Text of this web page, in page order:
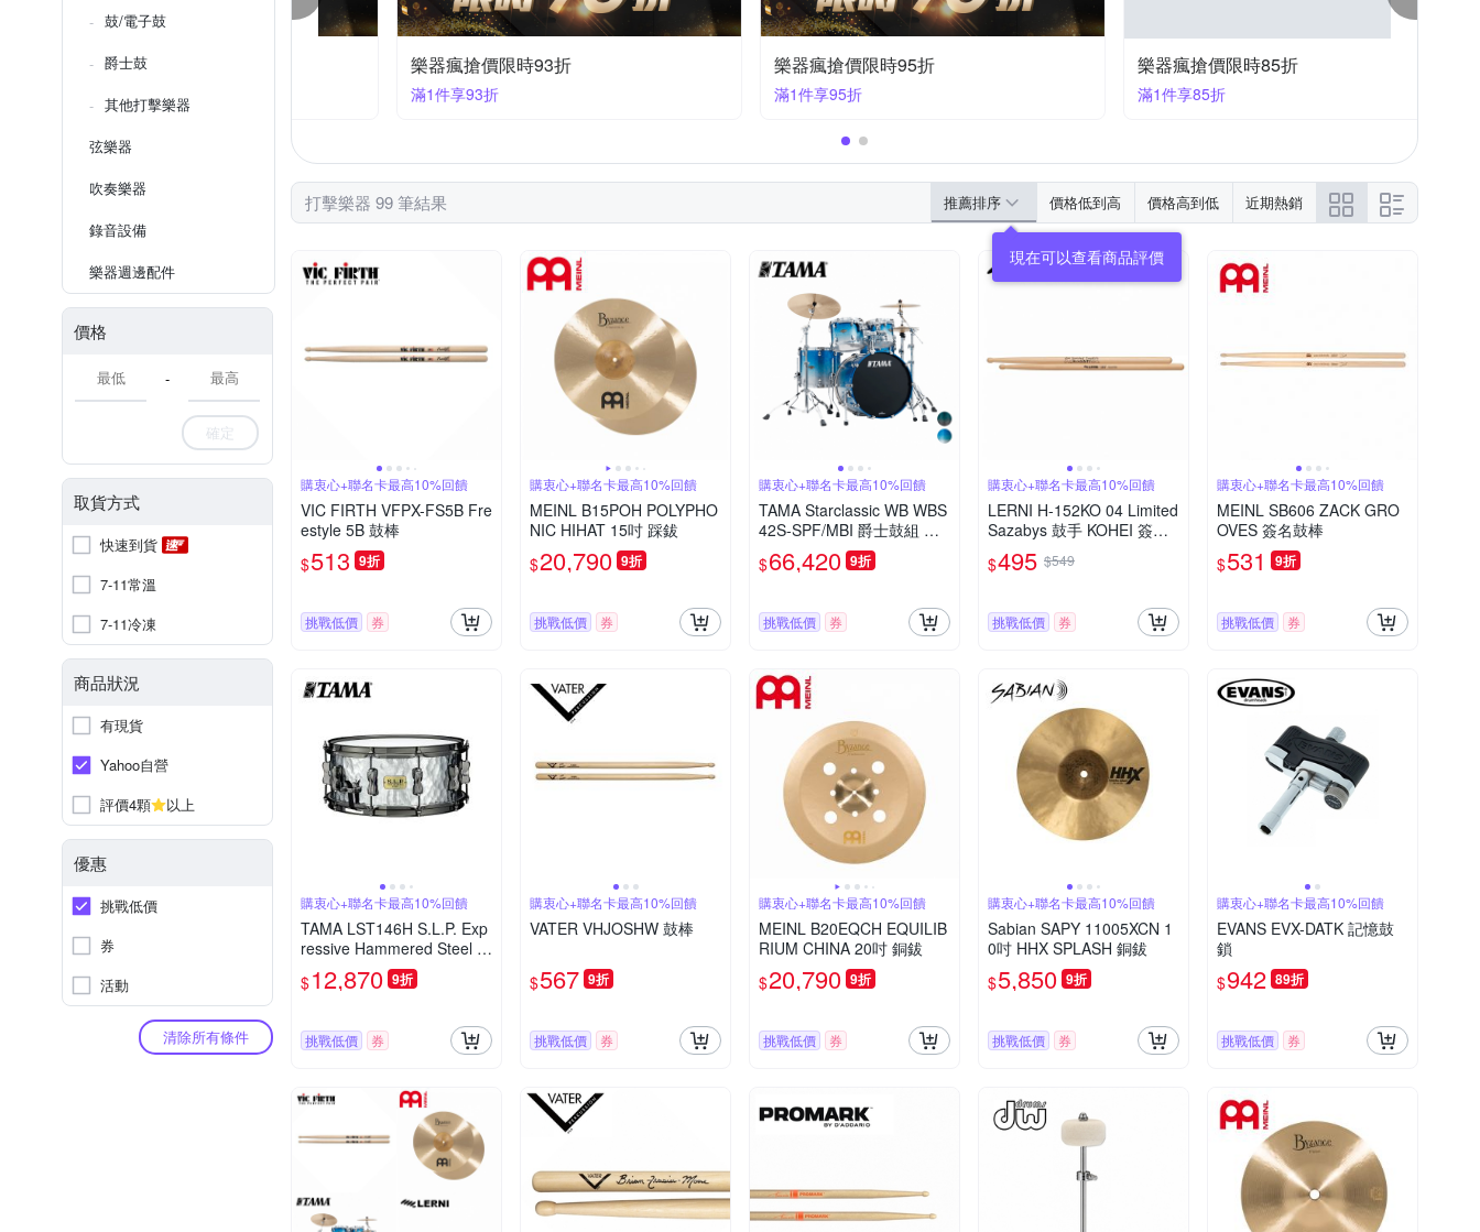
鼓/電子鼓
爵士鼓
其他打擊樂器
弦樂器
吹奏樂器
錄音設備
樂器週邊配件
價格
-
確定
取貨方式
快速到貨
7-11常溫
7-11冷凍
商品狀況
有現貨
Yahoo自營
評價4顆
以上
優惠
挑戰低價
券
活動
清除所有條件
搶價限時88折 樂器瘋搶價限時93折
滿1件享93折
樂器瘋搶價限時95折
滿1件享95折
樂器瘋搶價限時85折
滿1件享85折
打擊樂器 99 筆結果 推薦排序 價格低到高 價格高到低 近期熱銷
購衷心+聯名卡最高10%回饋
VIC FIRTH VFPX-FS5B Fre
estyle 5B 鼓棒
$513 9折
挑戰低價 券
購衷心+聯名卡最高10%回饋
MEINL B15POH POLYPHO
NIC HIHAT 15吋 踩鈸
$20,790 9折
挑戰低價 券
購衷心+聯名卡最高10%回饋
TAMA Starclassic WB WBS
42S-SPF/MBI 爵士鼓組 多
色款
$66,420 9折
挑戰低價 券
購衷心+聯名卡最高10%回饋
LERNI H-152KO 04 Limited
Sazabys 鼓手 KOHEI 簽名
鼓棒
$495 $549
挑戰低價 券
購衷心+聯名卡最高10%回饋
MEINL SB606 ZACK GRO
OVES 簽名鼓棒
$531 9折
挑戰低價 券
購衷心+聯名卡最高10%回饋
TAMA LST146H S.L.P. Exp
ressive Hammered Steel 1
4 x6 小鼓
$12,870 9折
挑戰低價 券
購衷心+聯名卡最高10%回饋
VATER VHJOSHW 鼓棒
$567 9折
挑戰低價 券
購衷心+聯名卡最高10%回饋
MEINL B20EQCH EQUILIB
RIUM CHINA 20吋 銅鈸
$20,790 9折
挑戰低價 券
購衷心+聯名卡最高10%回饋
Sabian SAPY 11005XCN 1
0吋 HHX SPLASH 銅鈸
$5,850 9折
挑戰低價 券
購衷心+聯名卡最高10%回饋
EVANS EVX-DATK 記憶鼓
鎖
$942 89折
挑戰低價 券